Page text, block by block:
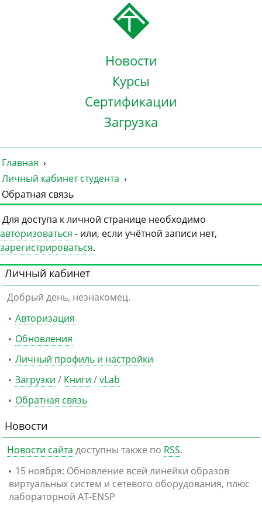
Новости
Курсы
Сертификации
Загрузка
Главная
Личный кабинет студента
Обратная связь
Для доступа к личной странице необходимо
авторизоваться - или, если учётной записи нет,
зарегистрироваться.
Личный кабинет
Добрый день, незнакомец.
Авторизация
Обновления
Личный профиль и настройки
Загрузки / Книги /vLab
Обратная связь
Новости
Новости сайта доступны также по RSS.
15 ноября: Обновление всей линейки образов
виртуальных систем и сетевого оборудования, плюс
лабораторной AT-ENSP